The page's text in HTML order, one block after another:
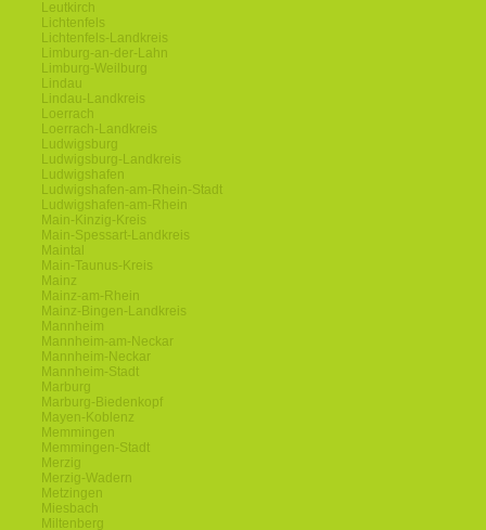
Leutkirch
Lichtenfels
Lichtenfels-Landkreis
Limburg-an-der-Lahn
Limburg-Weilburg
Lindau
Lindau-Landkreis
Loerrach
Loerrach-Landkreis
Ludwigsburg
Ludwigsburg-Landkreis
Ludwigshafen
Ludwigshafen-am-Rhein-Stadt
Ludwigshafen-am-Rhein
Main-Kinzig-Kreis
Main-Spessart-Landkreis
Maintal
Main-Taunus-Kreis
Mainz
Mainz-am-Rhein
Mainz-Bingen-Landkreis
Mannheim
Mannheim-am-Neckar
Mannheim-Neckar
Mannheim-Stadt
Marburg
Marburg-Biedenkopf
Mayen-Koblenz
Memmingen
Memmingen-Stadt
Merzig
Merzig-Wadern
Metzingen
Miesbach
Miltenberg